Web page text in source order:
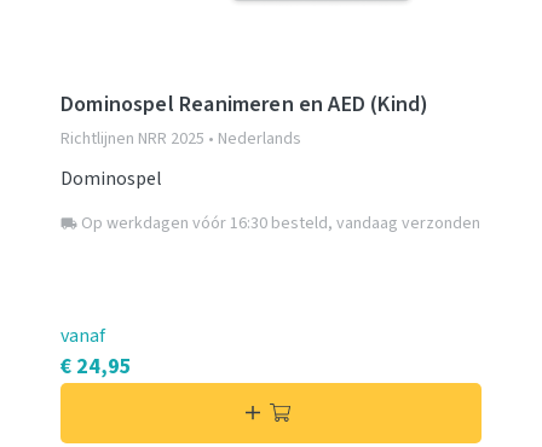
Dominospel Reanimeren en AED (Kind)
Richtlijnen NRR 2025 • Nederlands
Dominospel
local_shipping Op werkdagen vóór 16:30 besteld, vandaag verzonden
vanaf
€ 24,95